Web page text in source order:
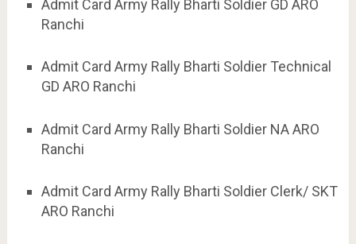
Admit Card Army Rally Bharti Soldier GD ARO
Ranchi
Admit Card Army Rally Bharti Soldier Technical
GD ARO Ranchi
Admit Card Army Rally Bharti Soldier NA ARO
Ranchi
Admit Card Army Rally Bharti Soldier Clerk/ SKT
ARO Ranchi